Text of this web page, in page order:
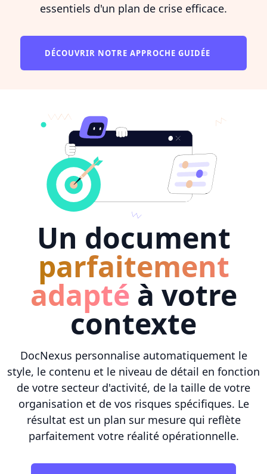
essentiels d'un plan de crise efficace.
DÉCOUVRIR NOTRE APPROCHE GUIDÉE
Un document
parfaitement
adapté à votre
contexte
DocNexus personnalise automatiquement le
style, le contenu et le niveau de détail en fonction
de votre secteur d'activité, de la taille de votre
organisation et de vos risques spécifiques. Le
résultat est un plan sur mesure qui reflète
parfaitement votre réalité opérationnelle.